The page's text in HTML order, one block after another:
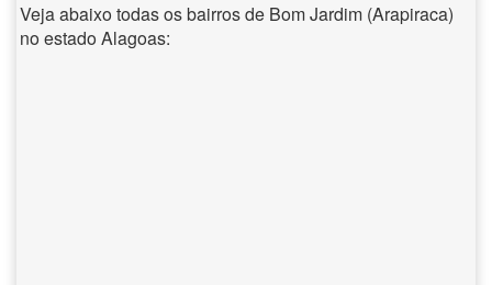
Veja abaixo todas os bairros de Bom Jardim (Arapiraca)
no estado Alagoas: